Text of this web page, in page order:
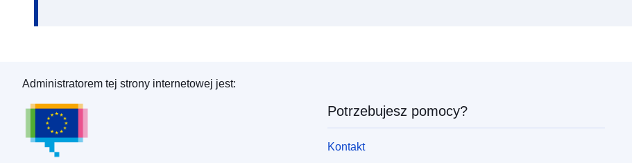
Urząd Publikacji Unii Europejskiej
Administratorem tej strony internetowej jest:
Potrzebujesz pomocy?
Kontakt